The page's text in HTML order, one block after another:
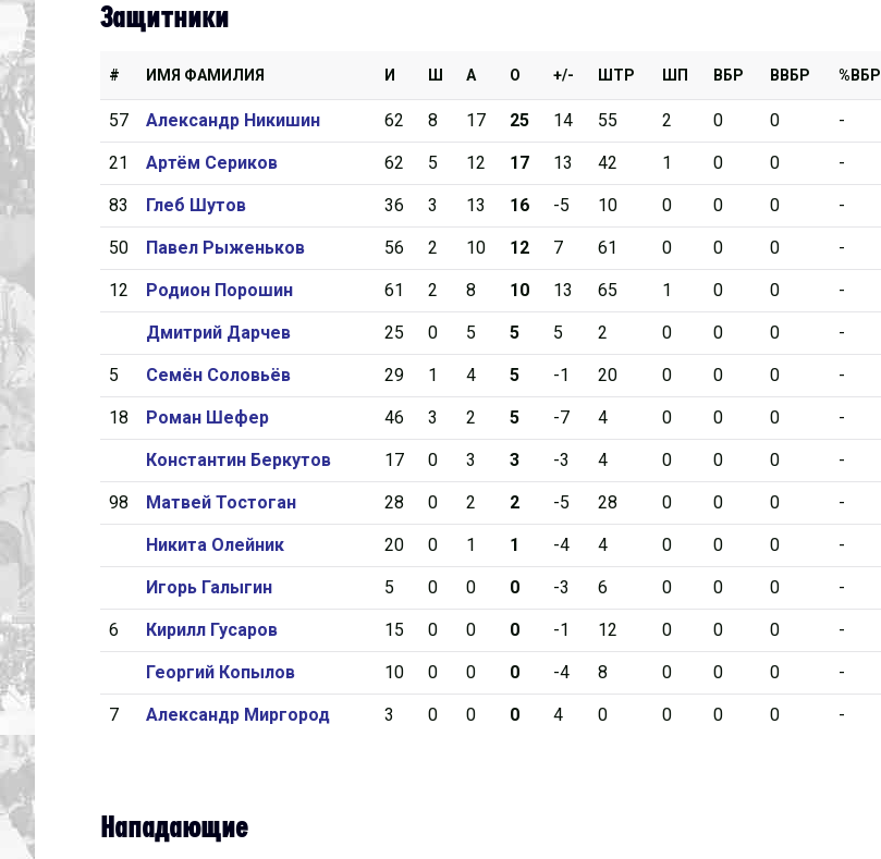
СМО МХК Атлант Спутник Ал
Тюменский Легион
Защитники
# ИМЯ ФАМИЛИЯ И Ш А О +/- ШТР ШП ВБР ВВБР %ВБР
57 Александр Никишин 62 8 17 25 14 55 2 0 0 -
21 Артём Сериков 62 5 12 17 13 42 1 0 0 -
83 Глеб Шутов 36 3 13 16 -5 10 0 0 0 -
50 Павел Рыженьков 56 2 10 12 7 61 0 0 0 -
12 Родион Порошин 61 2 8 10 13 65 1 0 0 -
Дмитрий Дарчев 25 0 5 5 5 2 0 0 0 -
5 Семён Соловьёв 29 1 4 5 -1 20 0 0 0 -
18 Роман Шефер 46 3 2 5 -7 4 0 0 0 -
Константин Беркутов 17 0 3 3 -3 4 0 0 0 -
98 Матвей Тостоган 28 0 2 2 -5 28 0 0 0 -
Никита Олейник 20 0 1 1 -4 4 0 0 0 -
Игорь Галыгин 5 0 0 0 -3 6 0 0 0 -
6 Кирилл Гусаров 15 0 0 0 -1 12 0 0 0 -
Георгий Копылов 10 0 0 0 -4 8 0 0 0 -
7 Александр Миргород 3 0 0 0 4 0 0 0 0 -
Нападающие